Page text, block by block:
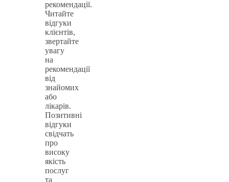
рекомендації.
Читайте
відгуки
клієнтів,
звертайте
увагу
на
рекомендації
від
знайомих
або
лікарів.
Позитивні
відгуки
свідчать
про
високу
якість
послуг
та